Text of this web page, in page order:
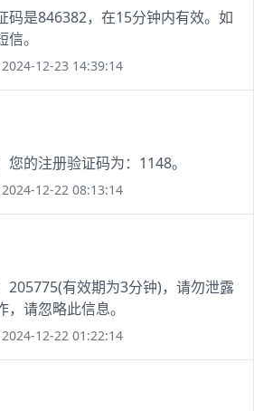
码是846382，在15分钟内有效。如
。
12-23 14:39:14
您的注册验证码为：1148。
12-22 08:13:14
205775(有效期为3分钟)，请勿泄露
请忽略此信息。
12-22 01:22:14